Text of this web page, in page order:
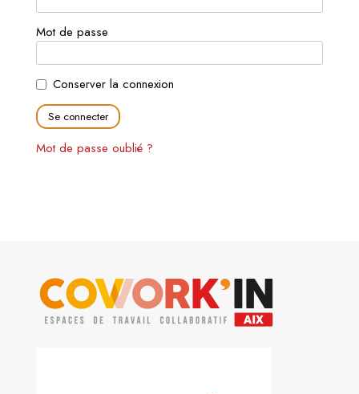
Mot de passe
Conserver la connexion
Mot de passe oublié ?